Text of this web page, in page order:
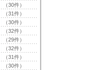
（30件）
（31件）
（30件）
（32件）
（29件）
（32件）
（31件）
（30件）